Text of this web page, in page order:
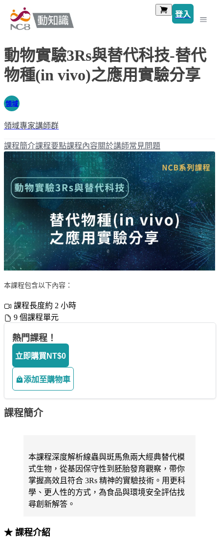
登入
動物實驗3Rs與替代科技-替代
物種(in vivo)之應用實驗分享
領域
領域專家講師群
課程簡介課程要點課程內容關於講師常見問題
本課程包含以下內容：
課程長度約 2 小時
9 個課程單元
熱門課程！
立即購買 NT$0
添加至購物車
課程簡介
本課程深度解析線蟲與斑馬魚兩大經典替代模
式生物，從基因保守性到胚胎發育觀察，帶你
掌握高效且符合 3Rs 精神的實驗技術。用更科
學、更人性的方式，為食品與環境安全評估找
尋創新解答。
★ 課程介紹